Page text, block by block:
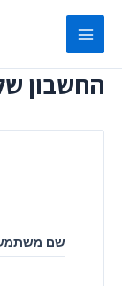
לתוכן
Main
Menu
החשבון
שם משתמש